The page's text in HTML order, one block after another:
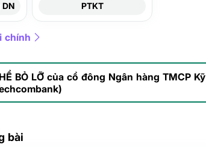
DN PTKT
chính
BỎ LỠ của cổ đông Ngân hàng TMCP Kỹ
bài